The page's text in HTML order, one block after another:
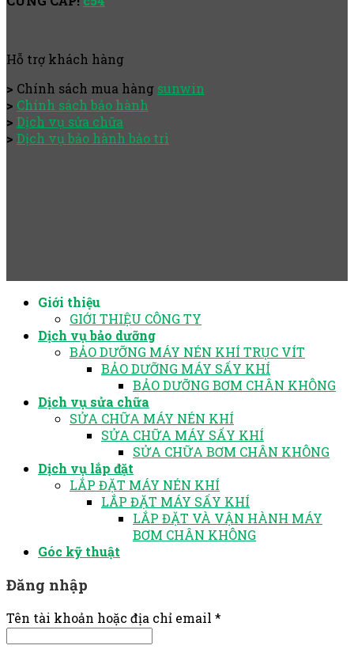
Hỗ trợ khách hàng
> Chính sách mua hàng sunwin
> Chính sách bảo hành
> Dịch vụ sửa chữa
> Dịch vụ bảo hành bảo trì
Giới thiệu
GIỚI THIỆU CÔNG TY
Dịch vụ bảo dưỡng
BẢO DƯỠNG MÁY NÉN KHÍ TRỤC VÍT
BẢO DƯỠNG MÁY SẤY KHÍ
BẢO DƯỠNG BƠM CHÂN KHÔNG
Dịch vụ sửa chữa
SỬA CHỮA MÁY NÉN KHÍ
SỬA CHỮA MÁY SẤY KHÍ
SỬA CHỮA BƠM CHÂN KHÔNG
Dịch vụ lắp đặt
LẮP ĐẶT MÁY NÉN KHÍ
LẮP ĐẶT MÁY SẤY KHÍ
LẮP ĐẶT VÀ VẬN HÀNH MÁY
BƠM CHÂN KHÔNG
Góc kỹ thuật
Đăng nhập
Tên tài khoản hoặc địa chỉ email *